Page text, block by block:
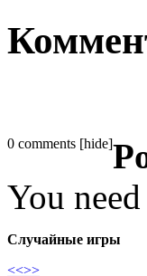
0 comments [hide]
You
Случайные игры
<<>>